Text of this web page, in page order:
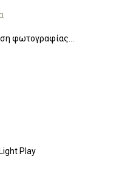
φωτογραφίας...
Play